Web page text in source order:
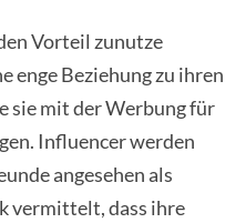
Vorteil zunutze
enge Beziehung zu ihren
sie mit der Werbung für
Influencer werden
angesehen als
vermittelt, dass ihre